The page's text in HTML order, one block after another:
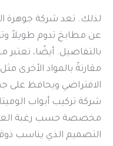
لذلك. تعد شركة جوهرة
عن مطابخ تدوم طويلاً
بالتفاصيل. أيضًا، تعتبر
مقارنةً بالمواد الأخرى
الافتراضي ويحافظ على
شركة تركيب أبواب
مخصصة حسب رغبة
التصميم الذي يناسب